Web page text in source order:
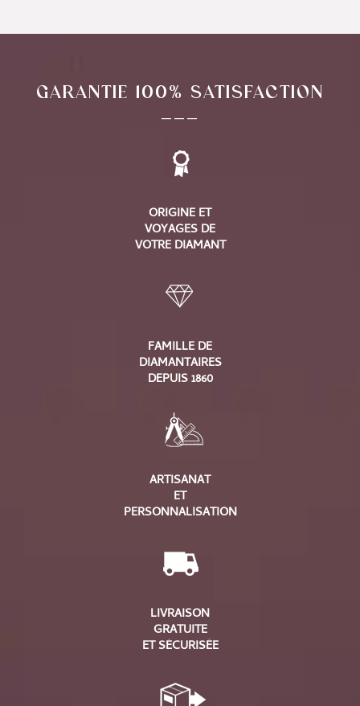
GARANTIE 100% SATISFACTION
ORIGINE ET
VOYAGES DE
VOTRE DIAMANT
FAMILLE DE
DIAMANTAIRES
DEPUIS 1860
ARTISANAT
ET
PERSONNALISATION
LIVRAISON
GRATUITE
ET SÉCURISÉE